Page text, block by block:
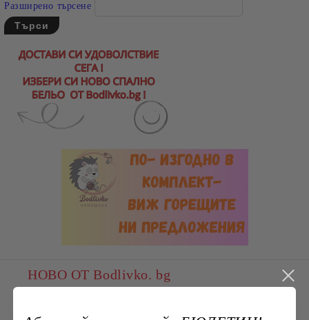
Разширено търсене
НОВО ОТ Bodlivko. bg
различни размери, мека и гушлива